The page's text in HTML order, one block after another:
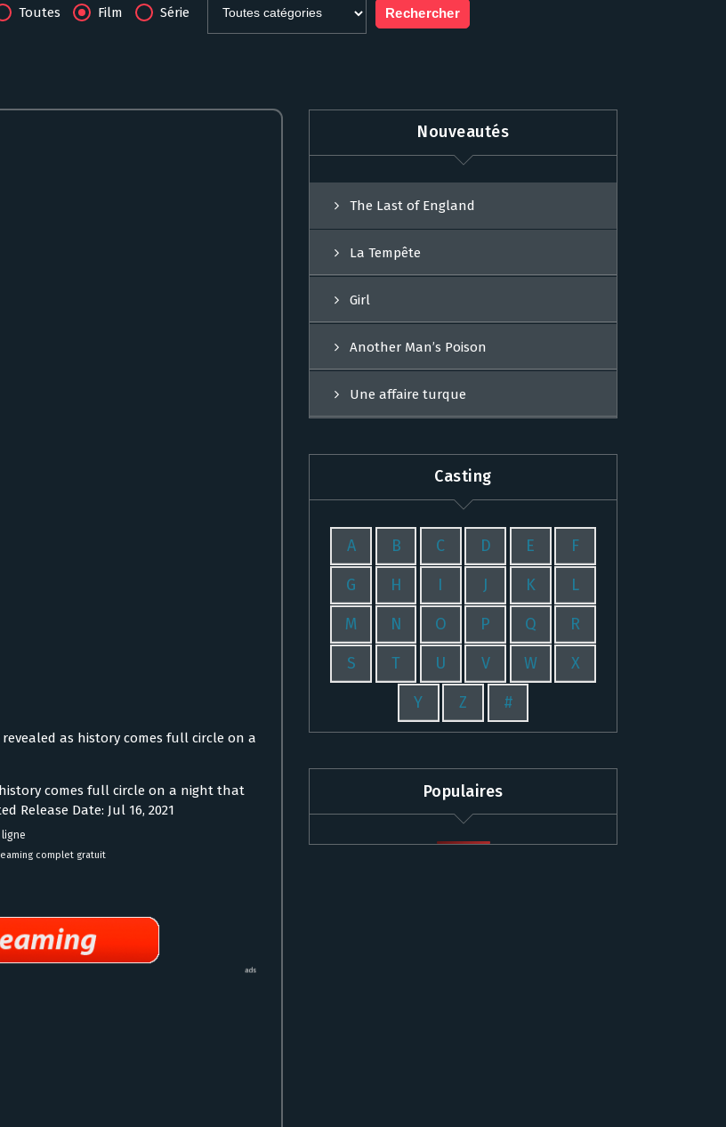
Toutes Film Série
as history comes full circle on a
comes full circle on a night that
Release Date: Jul 16, 2021
ligne
complet gratuit
Nouveautés
The Last of England
La Tempête
Girl
Another Man’s Poison
Une affaire turque
Casting
A B C D E F
G H I J K L
M N O P Q R
S T U V W X
Y Z #
Populaires